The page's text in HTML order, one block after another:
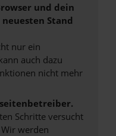
und dein
Stand
nur ein
auch dazu
nicht mehr
Schritte versucht
werden